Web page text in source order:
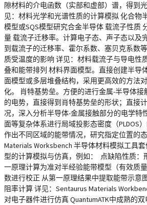
隙材料的介电函数（实部和虚部）谱，得到
见：材料光学和光谱性质的计算模拟 化合物
模型或SQS模型研究合金半导体 载流子性质
量 载流子迁移率。计算电子态、声子态以及
到载流子的迁移率、霍尔系数、塞贝克系数
质受温度的影响 详见：材料载流子与导电性
叠和能带排列 材料界面模型。直接创建半导
面模型或多层堆叠结构，采用更高效的方法
化。 肖特基势垒。方便的进行金属-半导体
的电势，直接得到肖特基势垒的形状；直接
况，深入分析半导体-金属接触部分的电学特
面等复杂体系进行局域投影态密度（PLDOS
作出不同区域的能带情况，研究指定位置的
Materials Worksbench 半导体材料模拟工具
型的计算模拟与仿真，例如： 点缺陷性质：
一原理计算为准对半经验能带模型（有效质
数进行校正 从第一原理结果中提取能带示意
阻率计算 详见：Sentaurus Materials
对电子器件进行仿真 QuantumATK中成熟的